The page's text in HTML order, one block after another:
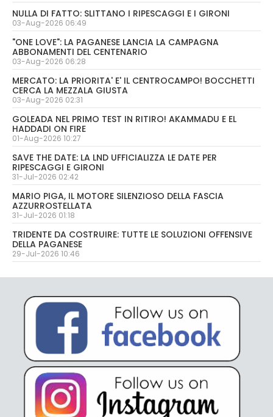
NULLA DI FATTO: SLITTANO I RIPESCAGGI E I GIRONI
03-Aug-2026 06:49
"ONE LOVE": LA PAGANESE LANCIA LA CAMPAGNA
ABBONAMENTI DEL CENTENARIO
03-Aug-2026 06:28
MERCATO: LA PRIORITA' E' IL CENTROCAMPO! BOCCHETTI
CERCA LA MEZZALA GIUSTA
03-Aug-2026 02:31
GOLEADA NEL PRIMO TEST IN RITIRO! AKAMMADU E EL
HADDADI ON FIRE
01-Aug-2026 10:27
SAVE THE DATE: LA LND UFFICIALIZZA LE DATE PER
RIPESCAGGI E GIRONI
31-Jul-2026 02:42
MARIO PIGA, IL MOTORE SILENZIOSO DELLA FASCIA
AZZURROSTELLATA
31-Jul-2026 01:18
TRIDENTE DA COSTRUIRE: TUTTE LE SOLUZIONI OFFENSIVE
DELLA PAGANESE
29-Jul-2026 10:46